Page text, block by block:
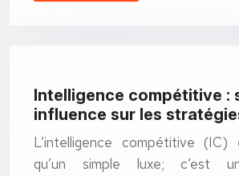
Intelligence compétitive :
influence sur les
L’intelligence compétitive
qu’un simple luxe; c’est